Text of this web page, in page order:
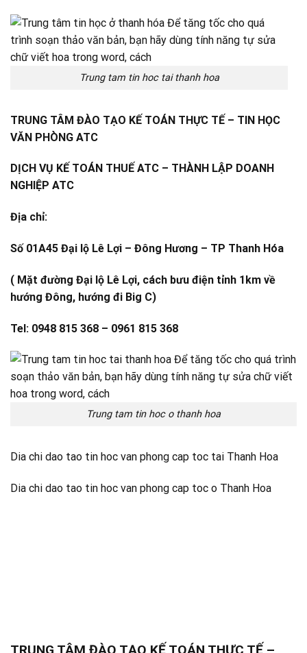
Trung tam tin hoc tai thanh hoa
TRUNG TÂM ĐÀO TẠO KẾ TOÁN THỰC TẾ – TIN HỌC
VĂN PHÒNG ATC
DỊCH VỤ KẾ TOÁN THUẾ ATC – THÀNH LẬP DOANH
NGHIỆP ATC
Địa chỉ:
Số 01A45 Đại lộ Lê Lợi – Đông Hương – TP Thanh Hóa
( Mặt đường Đại lộ Lê Lợi, cách bưu điện tỉnh 1km về
hướng Đông, hướng đi Big C)
Tel: 0948 815 368 – 0961 815 368
Trung tam tin hoc o thanh hoa
Dia chi dao tao tin hoc van phong cap toc tai Thanh Hoa
Dia chi dao tao tin hoc van phong cap toc o Thanh Hoa
TRUNG TÂM ĐÀO TẠO KẾ TOÁN THỰC TẾ –